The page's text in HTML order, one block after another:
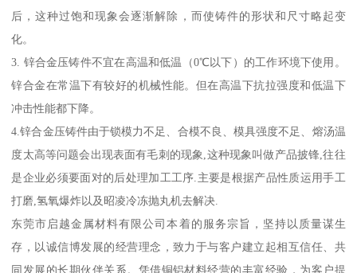
后，这种过饱和现象会逐渐解除，而使铸件的形状和尺寸略起变
化。
3. 锌合金压铸件不宜在高温和低温（0℃以下）的工作环境下使用。
锌合金在常温下有较好的机械性能。但在高温下抗拉强度和低温下
冲击性能都下降。
4.锌合金压铸件由于锁模力不足、合模不良、模具强度不足、熔汤温
度太高等问题会出现表面有毛刺的现象,这种现象叫做产品披锋,往往
是企业必须要面对的后处理加工工序.主要是根据产品性质运用手工
打磨,氢氧爆炸以及昭凌冷冻抛丸机去解决.
东莞市启越金属材料有限公司本着的服务宗旨，坚持以质量谋生
存，以诚信博发展的经营理念，致力于与客户建立起相互信任、共
同发展的长期伙伴关系。凭借铜铝材料经营的丰富经验，为客户提